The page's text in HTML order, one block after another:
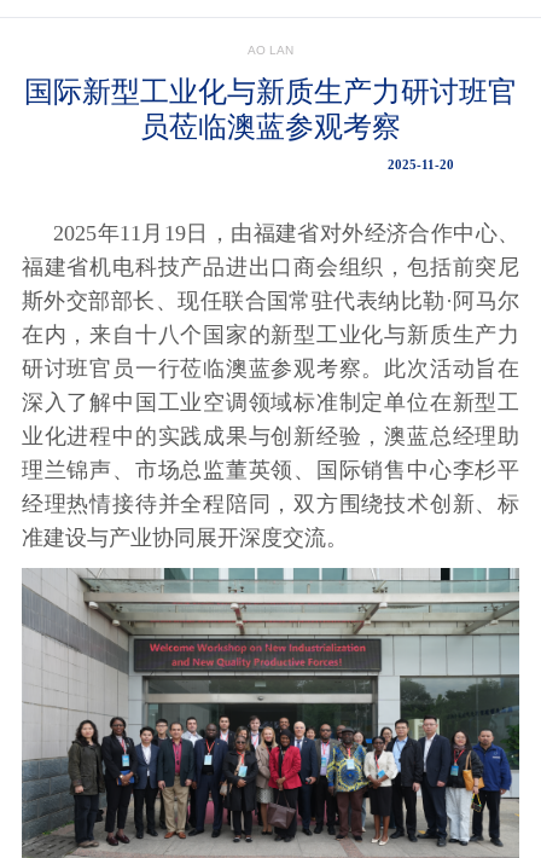
AO LAN
国际新型工业化与新质生产力研讨班官
员莅临澳蓝参观考察
2025-11-20
2025年11月19日，由福建省对外经济合作中心、
福建省机电科技产品进出口商会组织，包括前突尼
斯外交部部长、现任联合国常驻代表纳比勒·阿马尔
在内，来自十八个国家的新型工业化与新质生产力
研讨班官员一行莅临澳蓝参观考察。此次活动旨在
深入了解中国工业空调领域标准制定单位在新型工
业化进程中的实践成果与创新经验，澳蓝总经理助
理兰锦声、市场总监董英领、国际销售中心李杉平
经理热情接待并全程陪同，双方围绕技术创新、标
准建设与产业协同展开深度交流。